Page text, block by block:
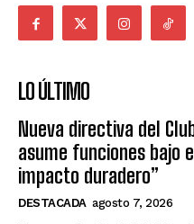
LO ÚLTIMO
Nueva directiva del
asume funciones bajo
impacto duradero”
DESTACADA agosto 7, 2026